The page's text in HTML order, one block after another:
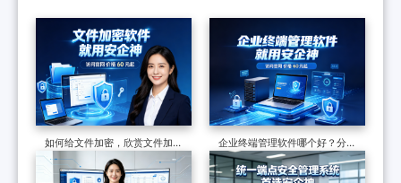
如何给文件加密，欣赏文件加密
软件的7个防泄密措施，可加密
可审计
企业终端管理软件哪个好？分享
一款软件的七大功能，防护终端
安全超有效